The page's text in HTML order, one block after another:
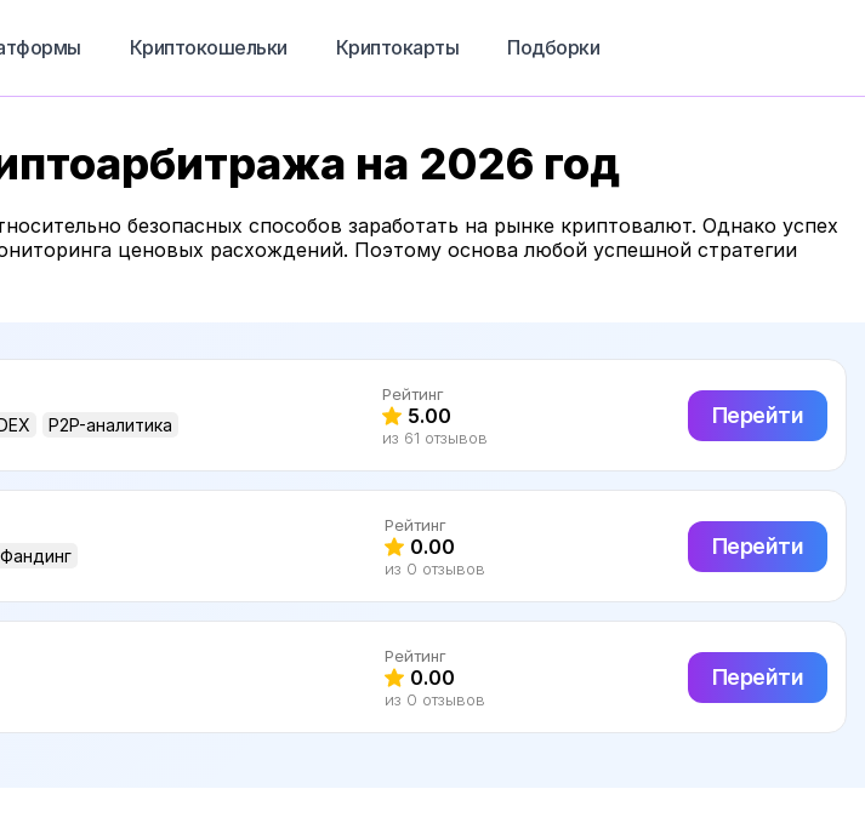
Криптокошельки Криптокарты Подборки
на 2026 год
безопасных способов заработать на рынке криптовалют. Однако успех
ценовых расхождений. Поэтому основа любой успешной стратегии
P2P-аналитика
Рейтинг
5.00
из 61 отзывов
Перейти
Фандинг
Рейтинг
0.00
из 0 отзывов
Перейти
Рейтинг
0.00
из 0 отзывов
Перейти